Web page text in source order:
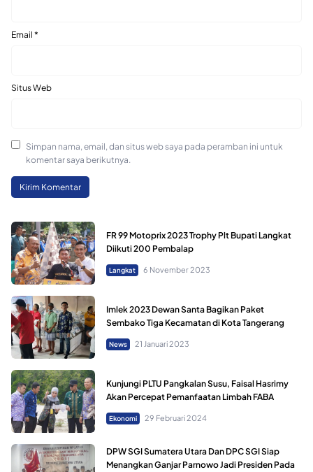
Email *
Situs Web
Simpan nama, email, dan situs web saya pada peramban ini untuk
komentar saya berikutnya.
FR 99 Motoprix 2023 Trophy Plt Bupati Langkat
Diikuti 200 Pembalap
Langkat 6 November 2023
Imlek 2023 Dewan Santa Bagikan Paket
Sembako Tiga Kecamatan di Kota Tangerang
News 21 Januari 2023
Kunjungi PLTU Pangkalan Susu, Faisal Hasrimy
Akan Percepat Pemanfaatan Limbah FABA
Ekonomi 29 Februari 2024
DPW SGI Sumatera Utara Dan DPC SGI Siap
Menangkan Ganjar Parnowo Jadi Presiden Pada